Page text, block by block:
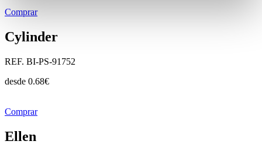
Comprar
Cylinder
REF. BI-PS-91752
desde 0.68€
Comprar
Ellen